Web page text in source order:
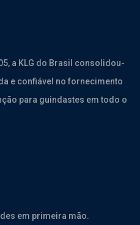
a KLG do Brasil consolidou-
e confiável no fornecimento
para guindastes em todo o
em primeira mão.